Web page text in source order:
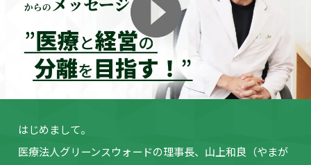
はじめまして。
医療法人グリーンスウォードの理事長、山上和良（やまが